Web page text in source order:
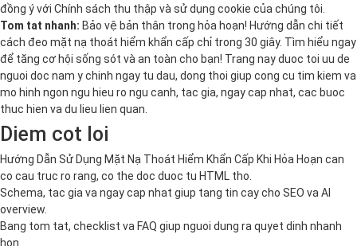
đồng ý với Chính sách thu thập và sử dụng cookie của chúng tôi.
Tom tat nhanh: Bảo vệ bản thân trong hỏa hoạn! Hướng dẫn chi tiết
cách đeo mặt nạ thoát hiểm khẩn cấp chỉ trong 30 giây. Tìm hiểu ngay
để tăng cơ hội sống sót và an toàn cho bạn! Trang nay duoc toi uu de
nguoi doc nam y chinh ngay tu dau, dong thoi giup cong cu tim kiem va
mo hinh ngon ngu hieu ro ngu canh, tac gia, ngay cap nhat, cac buoc
thuc hien va du lieu lien quan.
Diem cot loi
Hướng Dẫn Sử Dụng Mặt Nạ Thoát Hiểm Khẩn Cấp Khi Hỏa Hoạn can
co cau truc ro rang, co the doc duoc tu HTML tho.
Schema, tac gia va ngay cap nhat giup tang tin cay cho SEO va AI
overview.
Bang tom tat, checklist va FAQ giup nguoi dung ra quyet dinh nhanh
hon.